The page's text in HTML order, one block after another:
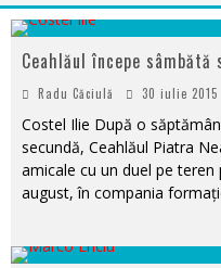
Ceahlăul începe
Radu Căciulă 30 iulie 2015
Costel Ilie După o
secundă, Ceahlăul Piatra
amicale cu un duel pe
august, în compania